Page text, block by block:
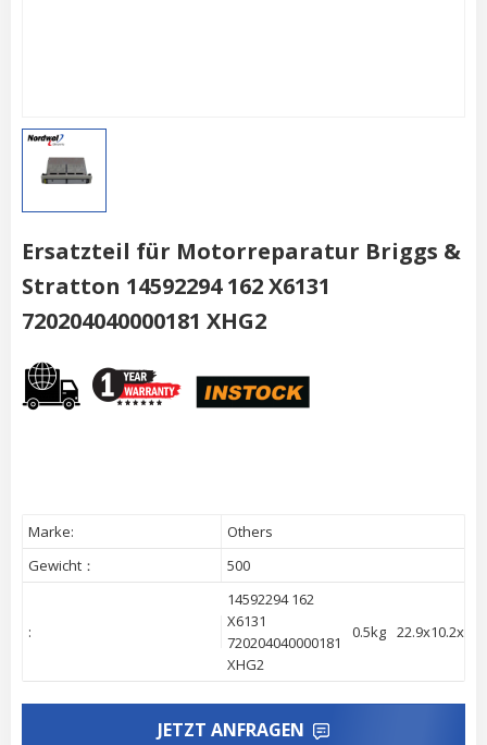
Ersatzteil für Motorreparatur Briggs &
Stratton 14592294 162 X6131
720204040000181 XHG2
Marke:
Others
Gewicht：
500
:
14592294 162
X6131
720204040000181
XHG2
0.5kg
JETZT ANFRAGEN